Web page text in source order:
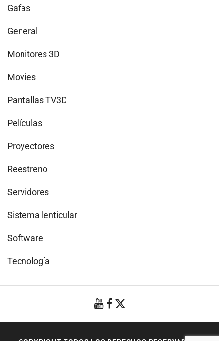
Gafas
General
Monitores 3D
Movies
Pantallas TV3D
Películas
Proyectores
Reestreno
Servidores
Sistema lenticular
Software
Tecnología